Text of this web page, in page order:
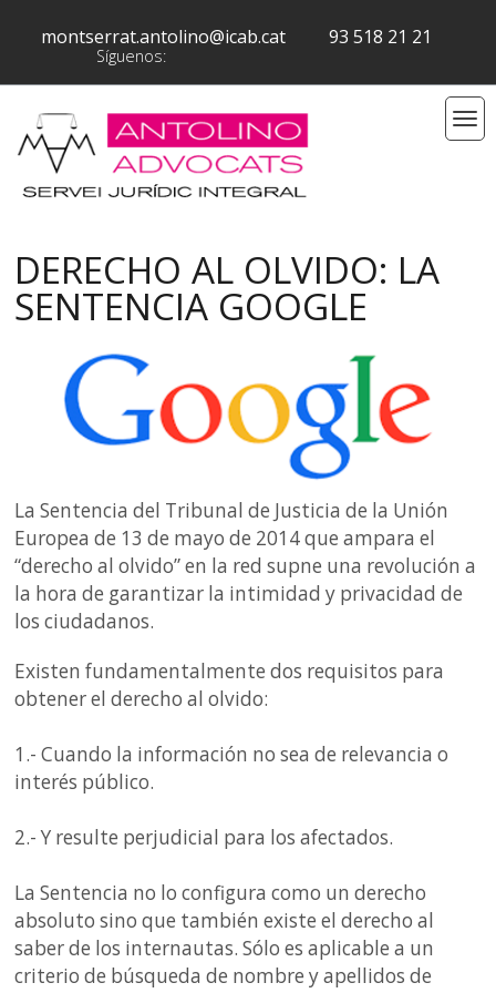
montserrat.antolino@icab.cat 93 518 21 21
Síguenos:
DERECHO AL OLVIDO: LA
SENTENCIA GOOGLE
La Sentencia del Tribunal de Justicia de la Unión
Europea de 13 de mayo de 2014 que ampara el
“derecho al olvido” en la red supne una revolución a
la hora de garantizar la intimidad y privacidad de
los ciudadanos.
Existen fundamentalmente dos requisitos para
obtener el derecho al olvido:
1.- Cuando la información no sea de relevancia o
interés público.
2.- Y resulte perjudicial para los afectados.
La Sentencia no lo configura como un derecho
absoluto sino que también existe el derecho al
saber de los internautas. Sólo es aplicable a un
criterio de búsqueda de nombre y apellidos de